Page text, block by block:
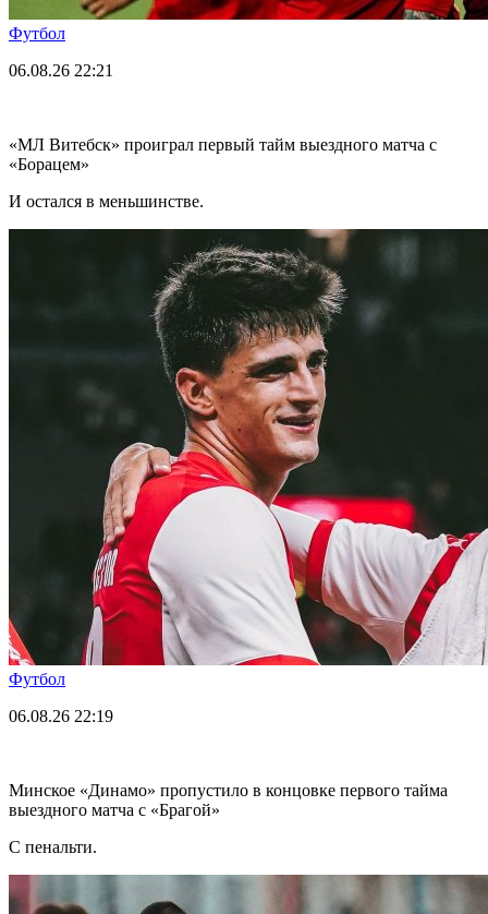
Футбол
06.08.26 22:21
«МЛ Витебск» проиграл первый тайм выездного матча с
«Борацем»
И остался в меньшинстве.
Футбол
06.08.26 22:19
Минское «Динамо» пропустило в концовке первого тайма
выездного матча с «Брагой»
С пенальти.